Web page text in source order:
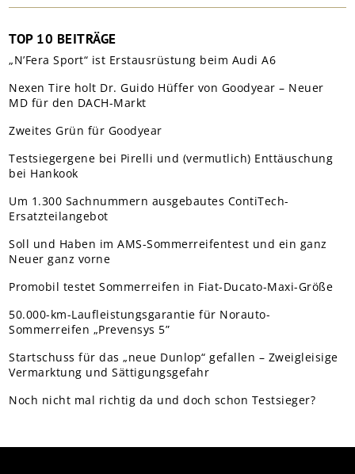
TOP 10 BEITRÄGE
„N’Fera Sport“ ist Erstausrüstung beim Audi A6
Nexen Tire holt Dr. Guido Hüffer von Goodyear – Neuer
MD für den DACH-Markt
Zweites Grün für Goodyear
Testsiegergene bei Pirelli und (vermutlich) Enttäuschung
bei Hankook
Um 1.300 Sachnummern ausgebautes ContiTech-
Ersatzteilangebot
Soll und Haben im AMS-Sommerreifentest und ein ganz
Neuer ganz vorne
Promobil testet Sommerreifen in Fiat-Ducato-Maxi-Größe
50.000-km-Laufleistungsgarantie für Norauto-
Sommerreifen „Prevensys 5”
Startschuss für das „neue Dunlop“ gefallen – Zweigleisige
Vermarktung und Sättigungsgefahr
Noch nicht mal richtig da und doch schon Testsieger?